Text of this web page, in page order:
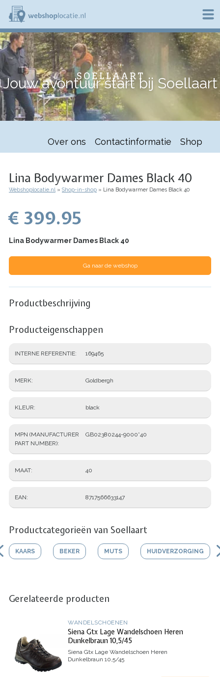
Overslaan
naar
de
inhoud
gaan
W
e
b
o
p
c
Jouw avontuur start bij Soellaart
Over ons Contactinformatie Shop
Lina Bodywarmer Dames Black 40
Kruimelpad
Webshoplocatie.nl Shop-in-shop Lina Bodywarmer Dames Black 40
€ 399.95
Lina Bodywarmer Dames Black 40
Ga naar de webshop
Productbeschrijving
Producteigenschappen
INTERNE REFERENTIE 169465
MERK Goldbergh
KLEUR black
MPN (MANUFACTURER
PART NUMBER)
GB02380244-9000*40
MAAT 40
EAN 8717566633147
Productcategorieën van Soellaart
KAARS BEKER MUTS HUIDVERZORGING
Gerelateerde producten
WANDELSCHOENEN
Siena Gtx Lage Wandelschoen Heren
Dunkelbraun 10,5/45
Siena Gtx Lage Wandelschoen Heren
Dunkelbraun 10,5/45